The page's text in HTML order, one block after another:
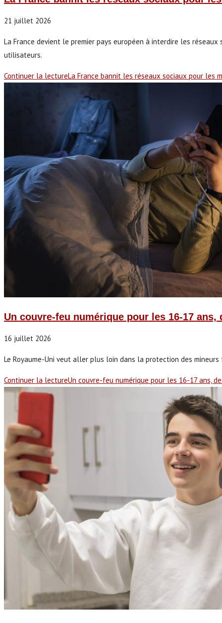
21 juillet 2026
La France devient le premier pays européen à interdire les
utilisateurs.
Continuer la lectureLa France bannit les réseaux sociaux pour les
Un couvre-feu numérique pour les 16-17
16 juillet 2026
Le Royaume-Uni veut aller plus loin dans la protection des mineurs
Continuer la lectureUn couvre-feu numérique pour les 16-17 ans,